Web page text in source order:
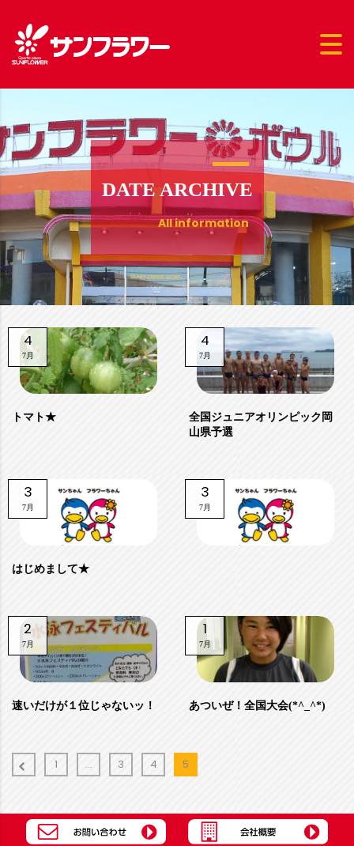
DATE ARCHIVE
All information
4
7月
トマト★
4
7月
全国ジュニアオリンピック岡
山県予選
3
7月
はじめまして★
3
7月
2
7月
速いだけが１位じゃないッ！
1
7月
あついぜ！全国大会(*^_^*)
1 … 3 4 5